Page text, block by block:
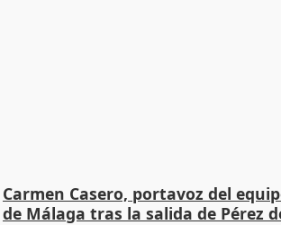
Carmen Casero, portavoz del
de Málaga tras la salida de Pérez